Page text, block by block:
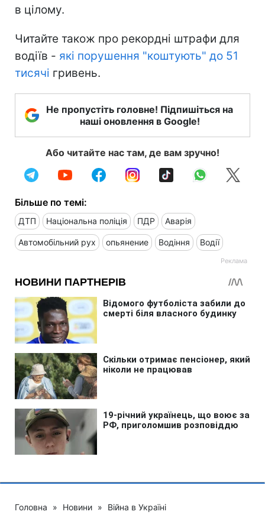
в цілому.
Читайте також про рекордні штрафи для
водіїв - які порушення "коштують" до 51
тисячі гривень.
Не пропустіть головне! Підпишіться на
наші оновлення в Google!
Або читайте нас там, де вам зручно!
Більше по темі:
ДТП Національна поліція ПДР Аварія
Автомобільний рух опьянение Водіння Водії
Головна » Новини » Війна в Україні